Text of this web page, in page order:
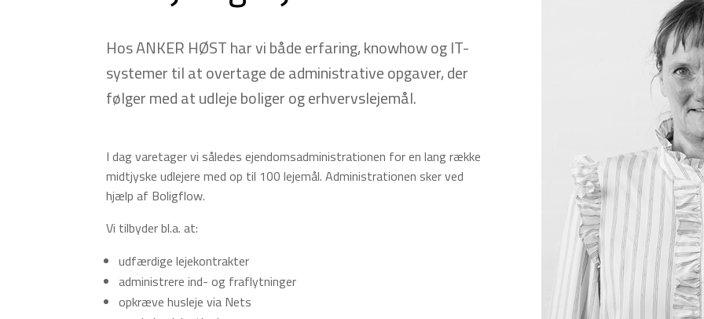
Hos ANKER HØST har vi både erfaring, knowhow og IT-
systemer til at overtage de administrative opgaver, der
følger med at udleje boliger og erhvervslejemål.
I dag varetager vi således ejendomsadministrationen for en lang række
midtjyske udlejere med op til 100 lejemål. Administrationen sker ved
hjælp af Boligflow.
Vi tilbyder bl.a. at:
udfærdige lejekontrakter
administrere ind- og fraflytninger
opkræve husleje via Nets